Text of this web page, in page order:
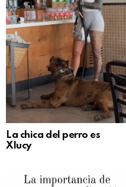
La chica del perro es
Xlucy